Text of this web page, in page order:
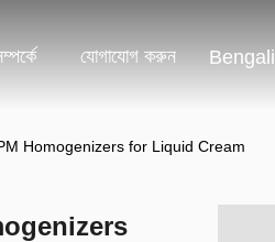
যোগাযোগ করুন Bengali
RPM Homogenizers for Liquid Cream